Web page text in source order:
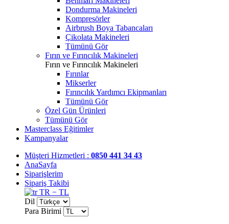
Dondurma Makineleri
Kompresörler
Airbrush Boya Tabancaları
Çikolata Makineleri
Tümünü Gör
Fırın ve Fırıncılık Makineleri
Fırın ve Fırıncılık Makineleri
Fırınlar
Mikserler
Fırıncılık Yardımcı Ekipmanları
Tümünü Gör
Özel Gün Ürünleri
Tümünü Gör
Masterclass Eğitimler
Kampanyalar
Müşteri Hizmetleri : 0850 441 34 43
AnaSayfa
Siparişlerim
Sipariş Takibi
TR − TL
Dil
Para Birimi